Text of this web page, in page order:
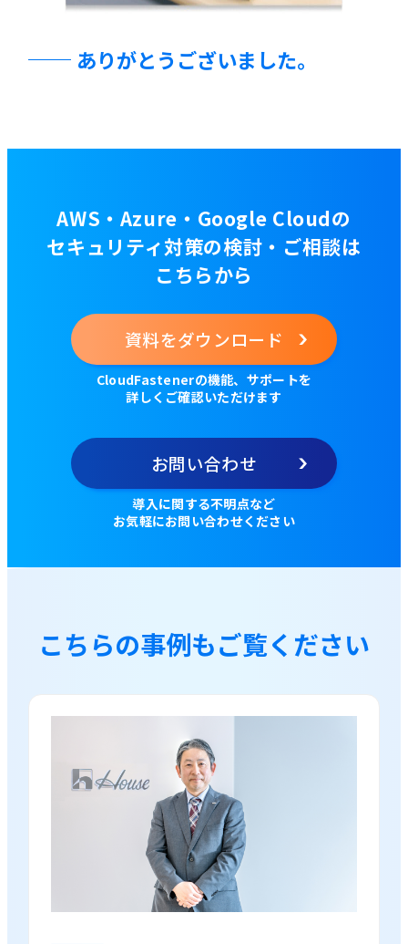
ありがとうございました。
AWS・Azure・Google Cloudの
セキュリティ対策の検討・ご相談は
こちらから
資料をダウンロード
CloudFastenerの機能、サポートを
詳しくご確認いただけます
お問い合わせ
導入に関する不明点など
お気軽にお問い合わせください
こちらの事例もご覧ください